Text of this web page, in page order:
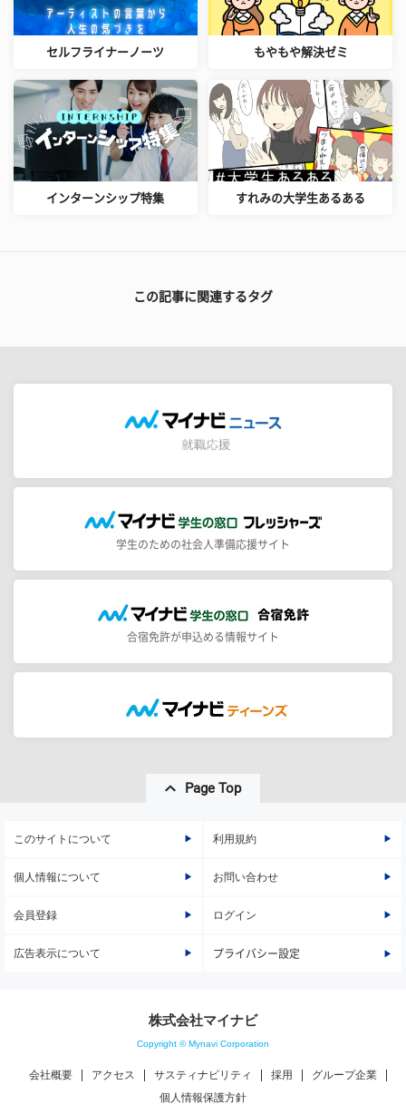
セルフライナーノーツ もやもや解決ゼミ
インターンシップ特集 すれみの大学生あるある
この記事に関連するタグ
学生のための社会人準備応援サイト
合宿免許が申込める情報サイト
Page Top
このサイトについて 利用規約
個人情報について お問い合わせ
会員登録 ログイン
広告表示について プライバシー設定
株式会社マイナビ
Copyright © Mynavi Corporation
会社概要 アクセス サスティナビリティ 採用
グループ企業
個人情報保護方針